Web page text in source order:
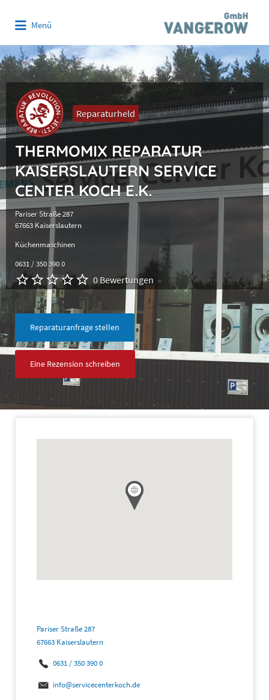
Menü
Reparaturheld
THERMOMIX REPARATUR
KAISERSLAUTERN SERVICE
CENTER KOCH E.K.
Pariser Straße 287
67663 Kaiserslautern
Küchenmaschinen
0631 / 350 390 0
0 Bewertungen
Reparaturanfrage stellen
Eine Rezension schreiben
Pariser Straße 287
67663 Kaiserslautern
0631 / 350 390 0
info@servicecenterkoch.de